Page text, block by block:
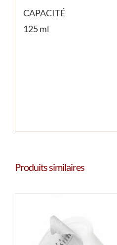
CAPACITÉ
125 ml
Produits similaires